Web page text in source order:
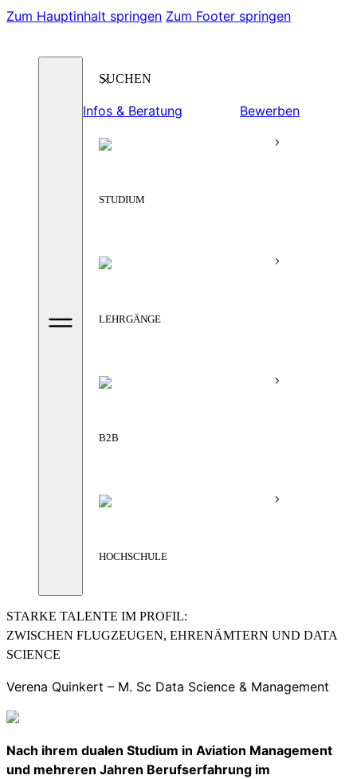
Zum Hauptinhalt springen Zum Footer springen
Suchen
Infos & Beratung
Bewerben
STUDIUM
LEHRGÄNGE
B2B
HOCHSCHULE
STARKE TALENTE IM PROFIL:
ZWISCHEN FLUGZEUGEN, EHRENÄMTERN UND DATA
SCIENCE
Verena Quinkert – M. Sc Data Science & Management
Nach ihrem dualen Studium in Aviation Management
und mehreren Jahren Berufserfahrung im